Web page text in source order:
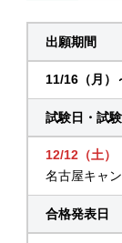
出願期間
11/16（月）
試験日・試
12/12（土）
名古屋キャ
合格発表日